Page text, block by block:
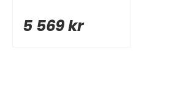
5 569 kr